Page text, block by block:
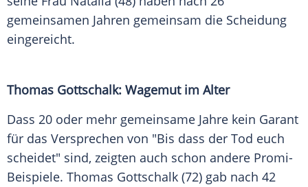
gemeinsamen Jahren gemeinsam die Scheidung
eingereicht.
Thomas Gottschalk: Wagemut im Alter
Dass 20 oder mehr gemeinsame Jahre kein Garant
für das Versprechen von "Bis dass der Tod euch
scheidet" sind, zeigten auch schon andere Promi-
Beispiele. Thomas Gottschalk (72) gab nach 42